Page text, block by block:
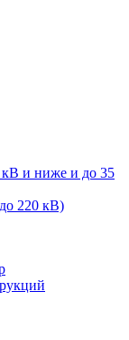
кВ и ниже и до 35
220 кВ)